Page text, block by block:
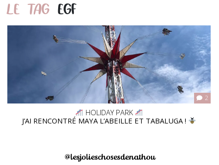
LE TAGEGF
2
HOLIDAY PARK
J’AI RENCONTRÉ MAYA L’ABEILLE ET TABALUGA !
@lesjolieschosesdenathou